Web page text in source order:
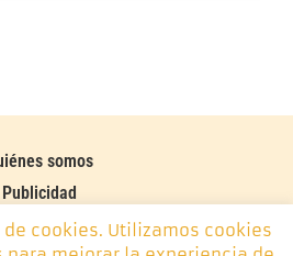
somos
Publicidad
Contacto
cookies. Utilizamos cookies